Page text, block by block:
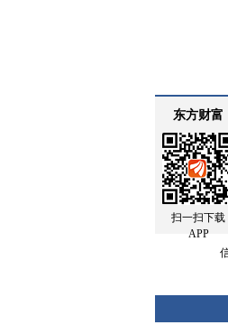
东方财富
扫一扫下载
APP